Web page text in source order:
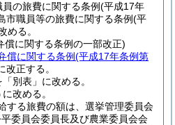
の旅費に関する条例(平成17年
市職員等の旅費に関する条例(平
める。
償に関する条例の一部改正)
償に関する条例(平成17年条例第
正する。
別表」に改める。
改める。
する旅費の額は、選挙管理委員会
委員会委員長及び農業委員会会